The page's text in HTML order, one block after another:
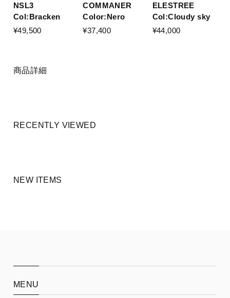
NSL3
Col:Bracken
¥49,500
COMMANER
Color:Nero
¥37,400
ELESTREE
Col:Cloudy sky
¥44,000
商品詳細
RECENTLY VIEWED
NEW ITEMS
MENU